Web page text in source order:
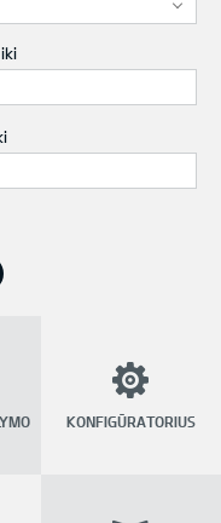
KONFIGŪRATORIUS